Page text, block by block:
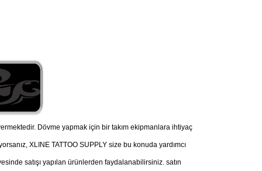
Dövme yapmak için bir takım ekipmanlara ihtiyaç
XLINE TATTOO SUPPLY size bu konuda yardımcı
satışı yapılan ürünlerden faydalanabilirsiniz. satın